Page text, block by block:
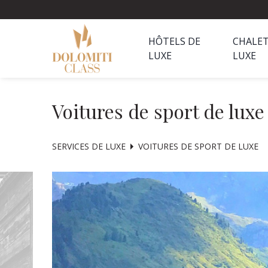
HÔTELS DE
LUXE
LUXE
Voitures de sport de luxe
SERVICES DE LUXE VOITURES DE SPORT DE LUXE